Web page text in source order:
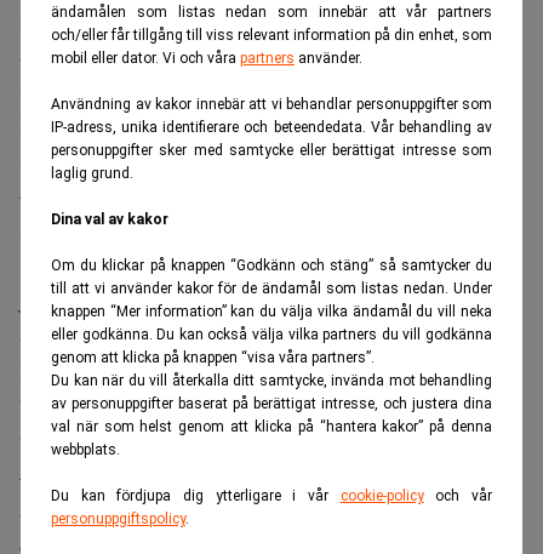
ändamålen som listas nedan som innebär att vår partners
och/eller får tillgång till viss relevant information på din enhet, som
mobil eller dator. Vi och våra partners använder.
Användning av kakor innebär att vi behandlar personuppgifter som
IP-adress, unika identifierare och beteendedata. Vår behandling av
personuppgifter sker med samtycke eller berättigat intresse som
laglig grund.
Dina val av kakor
Om du klickar på knappen “Godkänn och stäng” så samtycker du
till att vi använder kakor för de ändamål som listas nedan. Under
knappen “Mer information” kan du välja vilka ändamål du vill neka
eller godkänna. Du kan också välja vilka partners du vill godkänna
genom att klicka på knappen “visa våra partners”.
Du kan när du vill återkalla ditt samtycke, invända mot behandling
av personuppgifter baserat på berättigat intresse, och justera dina
val när som helst genom att klicka på “hantera kakor” på denna
webbplats.
Du kan fördjupa dig ytterligare i vår cookie-policyoch vår
personuppgiftspolicy.
medarbetare och kommer fortsätta söka talanger, bland
annat inom bank och finans, säger Maria Lilliestierna i en
Maria Lilliestierna framhåller i pressreleasen
även Deloitte Legals globala satsning på teknologi.
– Det är viktigt att hänga med i den teknikutveckling som
sker även inom juridiken. Dokumentautomatisering är för
många jurister idag en självklarhet och på samma sätt tror
jag att exempelvis research och kontraktsanalys med stöd
av AI är något som kommer ha stor betydelse för hur vi
kommer att arbeta i framtiden. Kunder kräver idag en ökad
bredd i rådgivningen, snabbare leveranser och förståelse
för branschspecifika risker.
– Vi samarbetar dagligen med Deloittes övriga
affärsområden och globala nätverk för att komplettera
civilrätten med bland annat skatt, finansiell rådgivning,